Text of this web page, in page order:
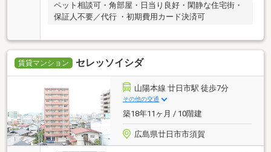
ペット相談可・角部屋・日当り良好・閑静な住宅街・
保証人不要／代行 ・初期費用カード決済可
賃貸マンション セレッソイシダ
山陽本線 廿日市駅 徒歩7分
その他の交通
築18年11ヶ月 / 10階建
広島県廿日市市須賀